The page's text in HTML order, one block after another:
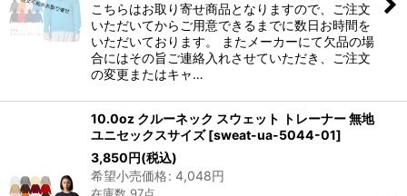
こちらはお取り寄せ商品となりますので、ご注文
いただいてからご用意できるまでに数日お時間を
いただいております。 またメーカーにて欠品の場
合にはその旨ご連絡入れさせていただき、ご注文
の変更またはキャ…
10.0oz クルーネック スウェット トレーナー 無地
ユニセックスサイズ [sweat-ua-5044-01]
3,850円(税込)
希望小売価格: 4,048円